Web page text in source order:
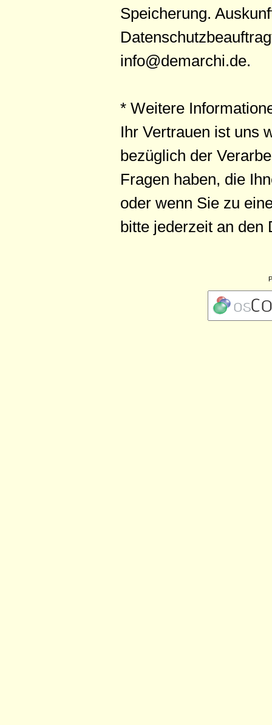
Speicherung.
info@demarchi.de.
* Weitere
Ihr Vertrauen ist uns
bezüglich der
Fragen haben, die
oder wenn Sie zu
bitte jederzeit an den